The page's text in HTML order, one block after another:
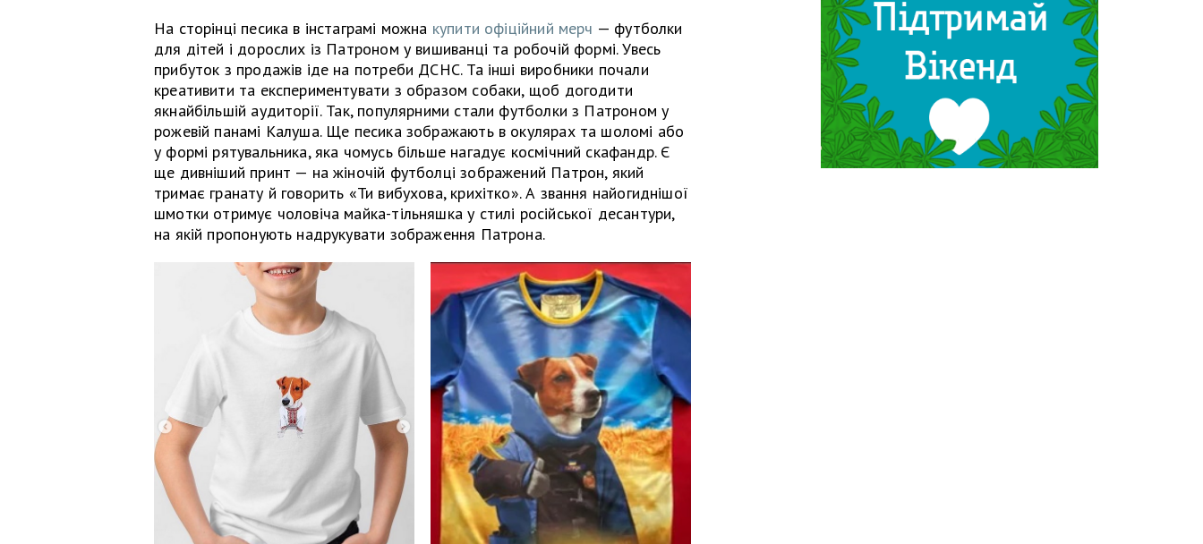
На сторінці песика в інстаграмі можна купити офіційний мерч — футболки
для дітей і дорослих із Патроном у вишиванці та робочій формі. Увесь
прибуток з продажів іде на потреби ДСНС. Та інші виробники почали
креативити та експериментувати з образом собаки, щоб догодити
якнайбільшій аудиторії. Так, популярними стали футболки з Патроном у
рожевій панамі Калуша. Ще песика зображають в окулярах та шоломі або
у формі рятувальника, яка чомусь більше нагадує космічний скафандр. Є
ще дивніший принт — на жіночій футболці зображений Патрон, який
тримає гранату й говорить «Ти вибухова, крихітко». А звання найогиднішої
шмотки отримує чоловіча майка-тільняшка у стилі російської десантури,
на якій пропонують надрукувати зображення Патрона.